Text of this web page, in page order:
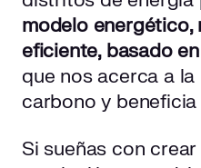
modelo energético,
eficiente, basado
que nos acerca a
carbono y
Si sueñas con